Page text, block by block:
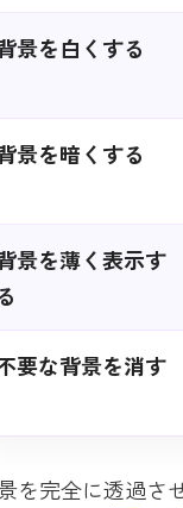
景を白くする
景を暗くする
景を薄く表示す
要な背景を消す
を完全に透過さ